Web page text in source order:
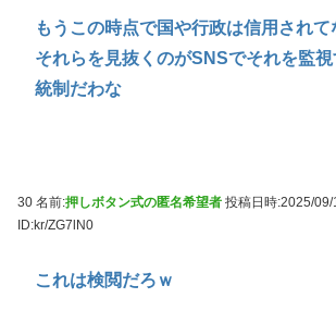
もうこの時点で国や行政は信用されて
それらを見抜くのがSNSでそれを監
統制だわな
30 名前:押しボタン式の匿名希望者 投稿日時:2025/
ID:kr/ZG7lN0
これは検閲だろｗ